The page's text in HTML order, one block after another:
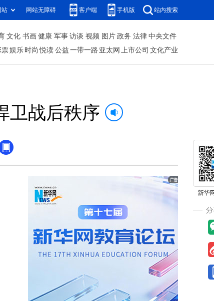
站 网站无障碍 客户端 手机版 站内搜索
文化 书画 健康 军事 访谈 视频 图片 政务 法律 中央文件
票娱乐 时尚 悦读 公益 一带一路 亚太网 上市公司 文化产业
卫战后秩序